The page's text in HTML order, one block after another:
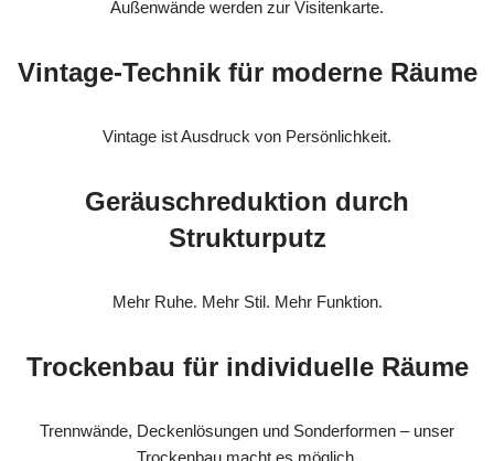
Außenwände werden zur Visitenkarte.
Vintage-Technik für moderne Räume
Vintage ist Ausdruck von Persönlichkeit.
Geräuschreduktion durch
Strukturputz
Mehr Ruhe. Mehr Stil. Mehr Funktion.
Trockenbau für individuelle Räume
Trennwände, Deckenlösungen und Sonderformen – unser